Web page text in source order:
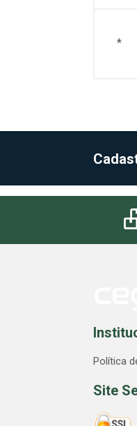
*
Política
Site